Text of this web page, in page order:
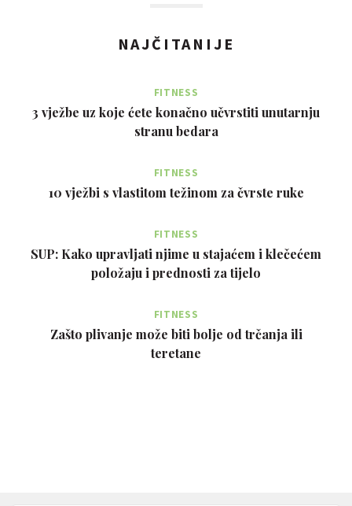
NAJČITANIJE
FITNESS
3 vježbe uz koje ćete konačno učvrstiti unutarnju
stranu bedara
FITNESS
10 vježbi s vlastitom težinom za čvrste ruke
FITNESS
SUP: Kako upravljati njime u stajaćem i klečećem
položaju i prednosti za tijelo
FITNESS
Zašto plivanje može biti bolje od trčanja ili
teretane